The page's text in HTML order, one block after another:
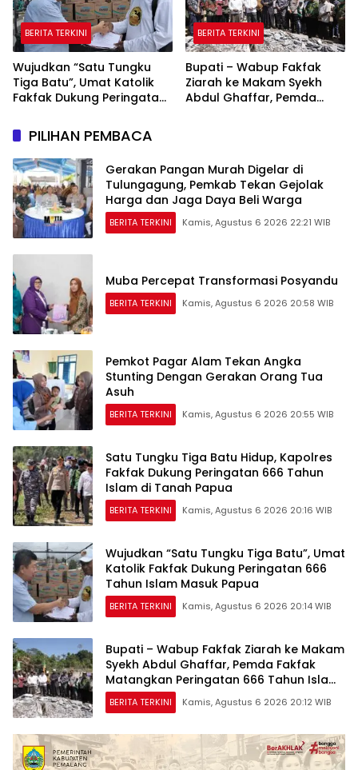
BERITA TERKINI
Wujudkan “Satu Tungku
Tiga Batu”, Umat Katolik
Fakfak Dukung Peringatan
Papua
BERITA TERKINI
Bupati – Wabup Fakfak
Ziarah ke Makam Syekh
Abdul Ghaffar, Pemda
PILIHAN PEMBACA
Gerakan Pangan Murah Digelar di
Tulungagung, Pemkab Tekan Gejolak
Harga dan Jaga Daya Beli Warga
BERITA TERKINI Kamis, Agustus 6 2026 22:21 WIB
Muba Percepat Transformasi Posyandu
BERITA TERKINI Kamis, Agustus 6 2026 20:58 WIB
Pemkot Pagar Alam Tekan Angka
Stunting Dengan Gerakan Orang Tua
Asuh
BERITA TERKINI Kamis, Agustus 6 2026 20:55 WIB
Satu Tungku Tiga Batu Hidup, Kapolres
Fakfak Dukung Peringatan 666 Tahun
Islam di Tanah Papua
BERITA TERKINI Kamis, Agustus 6 2026 20:16 WIB
Wujudkan “Satu Tungku Tiga Batu”, Umat
Katolik Fakfak Dukung Peringatan 666
Tahun Islam Masuk Papua
BERITA TERKINI Kamis, Agustus 6 2026 20:14 WIB
Bupati – Wabup Fakfak Ziarah ke Makam
Syekh Abdul Ghaffar, Pemda Fakfak
Matangkan Peringatan 666 Tahun Islam
Masuk Tanah Papua
BERITA TERKINI Kamis, Agustus 6 2026 20:12 WIB